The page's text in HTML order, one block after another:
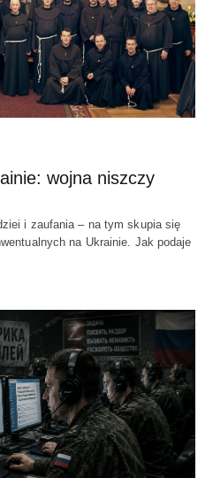
wojna niszczy
i zaufania – na tym skupia się
na Ukrainie. Jak podaje